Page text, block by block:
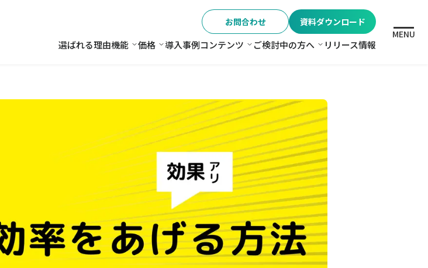
お問合わせ 資料ダウンロード
選ばれる理由機能 機能
価格 価格
導入事例コンテンツ コンテンツ
ご検討中の方へ ご検討中の方へ
リリース情報
MENU